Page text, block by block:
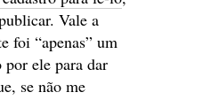
Vale a
foi “apenas” um
por ele para dar
se não me